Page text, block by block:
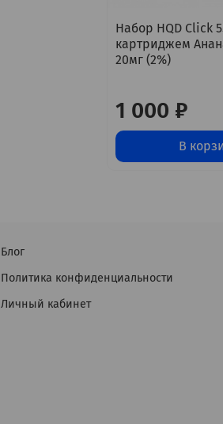
Набор HQD Click
картриджем
20мг (2%)
1 000 ₽
В
Блог
Политика конфиденциальности
Личный кабинет